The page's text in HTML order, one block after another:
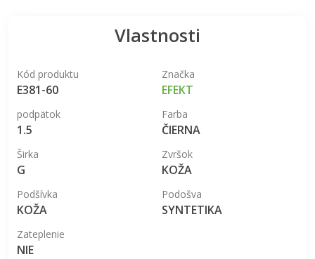
Vlastnosti
Kód produktu
E381-60
Značka
EFEKT
podpätok
1.5
Farba
ČIERNA
Širka
G
Zvršok
KOŽA
Podšívka
KOŽA
Podošva
SYNTETIKA
Zateplenie
NIE